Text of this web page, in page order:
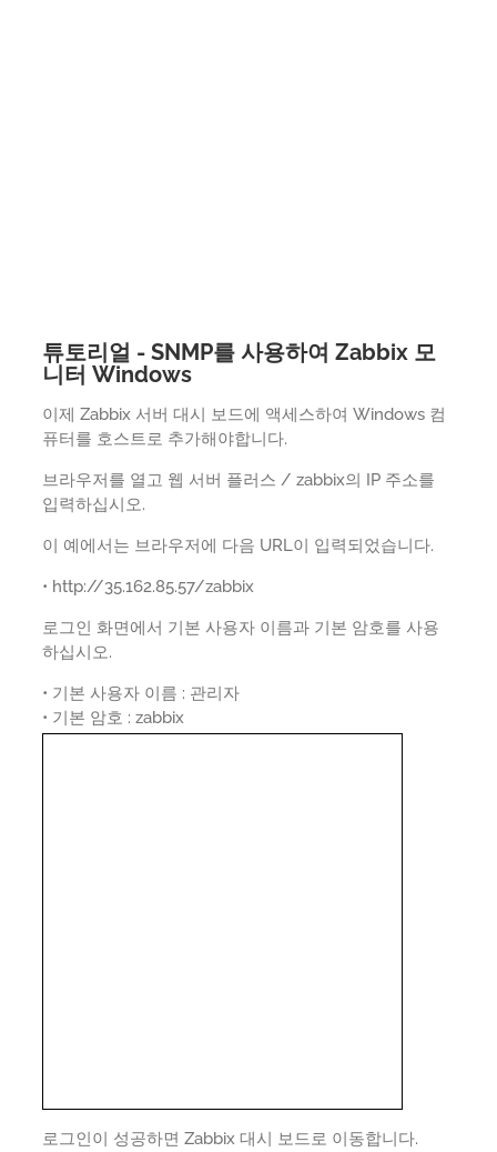
튜토리얼 - SNMP를 사용하여 Zabbix 모
니터 Windows
이제 Zabbix 서버 대시 보드에 액세스하여 Windows 컴
퓨터를 호스트로 추가해야합니다.
브라우저를 열고 웹 서버 플러스 / zabbix의 IP 주소를
입력하십시오.
이 예에서는 브라우저에 다음 URL이 입력되었습니다.
• http://35.162.85.57/zabbix
로그인 화면에서 기본 사용자 이름과 기본 암호를 사용
하십시오.
• 기본 사용자 이름 : 관리자
• 기본 암호 : zabbix
로그인이 성공하면 Zabbix 대시 보드로 이동합니다.